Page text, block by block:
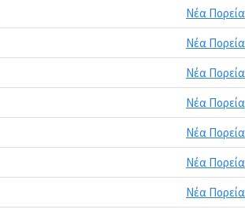
Νέα Πορεία
Νέα Πορεία
Νέα Πορεία
Νέα Πορεία
Νέα Πορεία
Νέα Πορεία
Νέα Πορεία